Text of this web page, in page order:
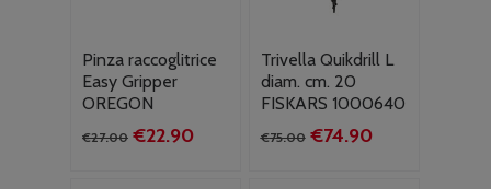
Pinza raccoglitrice
Easy Gripper
OREGON
€27.00 Il
€22.90Il
Trivella Quikdrill L
diam. cm. 20
FISKARS 1000640
€75.00 Il
€74.90Il